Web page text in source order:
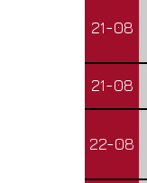
21-08
21-08
22-08